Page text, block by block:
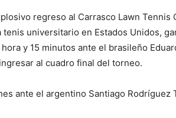
regreso al Carrasco Lawn Tennis
universitario en Estados Unidos,
y 15 minutos ante el brasileño
al cuadro final del torneo.
ante el argentino Santiago Rodríguez